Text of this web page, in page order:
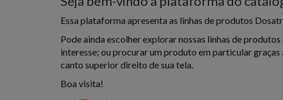
Essa plataforma apresenta as linhas de produtos
Pode ainda escolher explorar nossas linhas de
interesse; ou procurar um produto em particular
canto superior direito de sua tela.
Boa visita!